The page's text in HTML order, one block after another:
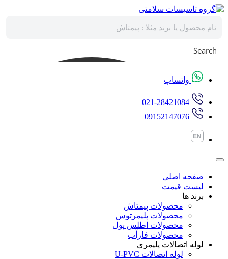
پرش
محتوا
Search
واتساپ
021-28421084
09152147076
صفحه اصلی
لیست قیمت
برند ها
محصولات پیمتاش
محصولات پلیمرتوس
محصولات اطلس پول
محصولات فارآب
لوله اتصالات پلیمری
لوله اتصالات U-PVC